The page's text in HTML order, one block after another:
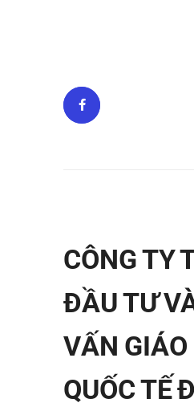
CÔNG TY
ĐẦU TƯ
VẤN GIÁO
QUỐC TẾ